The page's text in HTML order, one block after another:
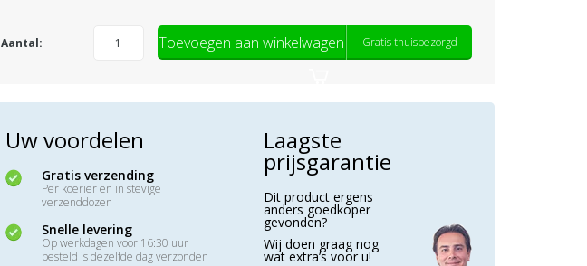
Aantal: Toevoegen aan winkelwagen Gratis thuisbezorgd
Uw voordelen
Gratis verzending
Per koerier en in stevige
verzenddozen
Snelle levering
Op werkdagen voor 16:30 uur
besteld is dezelfde dag verzonden
Laagste
prijsgarantie
Dit product ergens
anders goedkoper
gevonden?
Wij doen graag nog
wat extra’s voor u!